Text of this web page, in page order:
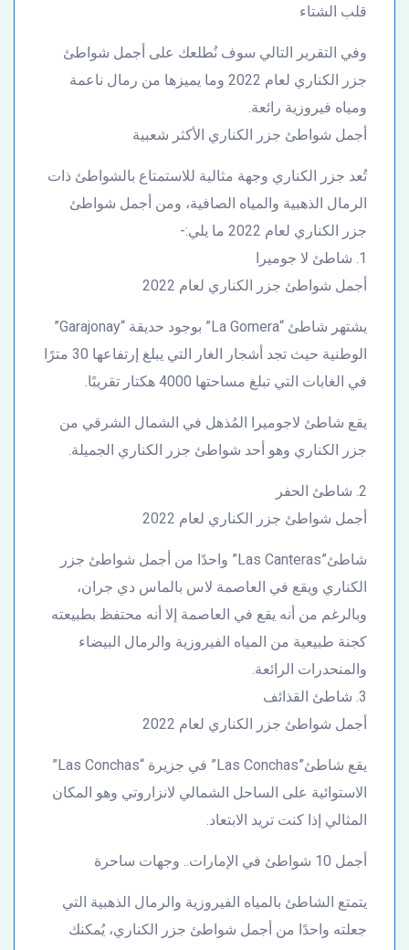
قلب الشتاء
وفي التقرير التالي سوف نُطلعك على أجمل شواطئ
جزر الكناري لعام 2022 وما يميزها من رمال ناعمة
ومياه فيروزية رائعة.
أجمل شواطئ جزر الكناري الأكثر شعبية
تُعد جزر الكناري وجهة مثالية للاستمتاع بالشواطئ ذات
الرمال الذهبية والمياه الصافية، ومن أجمل شواطئ
جزر الكناري لعام 2022 ما يلي:-
1. شاطئ لا جوميرا
أجمل شواطئ جزر الكناري لعام 2022
يشتهر شاطئ “La Gomera” بوجود حديقة “Garajonay”
الوطنية حيث تجد أشجار الغار التي يبلغ إرتفاعها 30 مترًا
في الغابات التي تبلغ مساحتها 4000 هكتار تقريبًا.
يقع شاطئ لاجوميرا المُذهل في الشمال الشرقي من
جزر الكناري وهو أحد شواطئ جزر الكناري الجميلة.
2. شاطئ الحفر
أجمل شواطئ جزر الكناري لعام 2022
شاطئ”Las Canteras” واحدًا من أجمل شواطئ جزر
الكناري ويقع في العاصمة لاس بالماس دي جران،
وبالرغم من أنه يقع في العاصمة إلا أنه محتفظ بطبيعته
كجنة طبيعية من المياه الفيروزية والرمال البيضاء
والمنحدرات الرائعة.
3. شاطئ القذائف
أجمل شواطئ جزر الكناري لعام 2022
يقع شاطئ”Las Conchas” في جزيرة “Las Conchas”
الاستوائية على الساحل الشمالي لانزاروتي وهو المكان
المثالي إذا كنت تريد الابتعاد.
أجمل 10 شواطئ في الإمارات.. وجهات ساحرة
يتمتع الشاطئ بالمياه الفيروزية والرمال الذهبية التي
جعلته واحدًا من أجمل شواطئ جزر الكناري، يُمكنك